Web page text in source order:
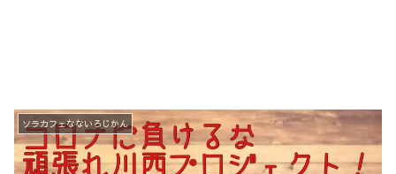
ソラカフェなないろじかん